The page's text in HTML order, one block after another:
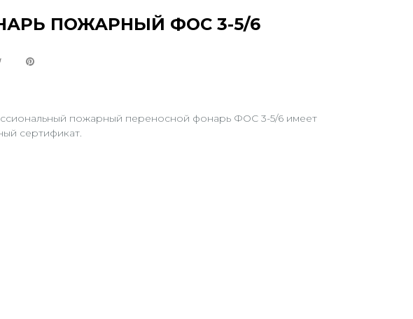
ПОЖАРНЫЙ ФОС 3-5/6
пожарный переносной фонарь ФОС 3-5/6 имеет
сертификат.